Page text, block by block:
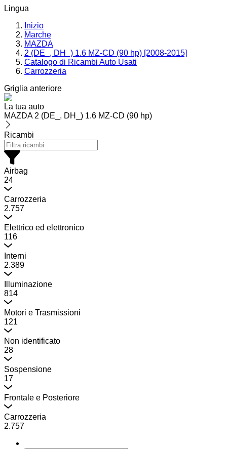
Lingua
Inizio
Marche
MAZDA
2 (DE_, DH_) 1.6 MZ-CD (90 hp) [2008-2015]
Catalogo di Ricambi Auto Usati
Carrozzeria
Griglia anteriore
La tua auto
MAZDA 2 (DE_, DH_) 1.6 MZ-CD (90 hp)
Ricambi
Airbag
24
Carrozzeria
2.757
Elettrico ed elettronico
116
Interni
2.389
Illuminazione
814
Motori e Trasmissioni
121
Non identificato
28
Sospensione
17
Frontale e Posteriore
Carrozzeria
2.757